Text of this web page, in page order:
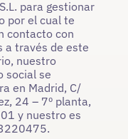
S.L. para gestionar
por el cual te
contacto con
a través de este
nuestro
social se
en Madrid, C/
24 – 7º planta,
y nuestro es